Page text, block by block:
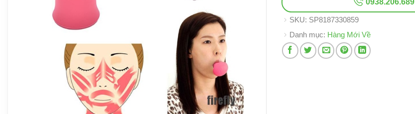
0938.206.689
SKU: SP8187330859
Danh mục: Hàng Mới Về